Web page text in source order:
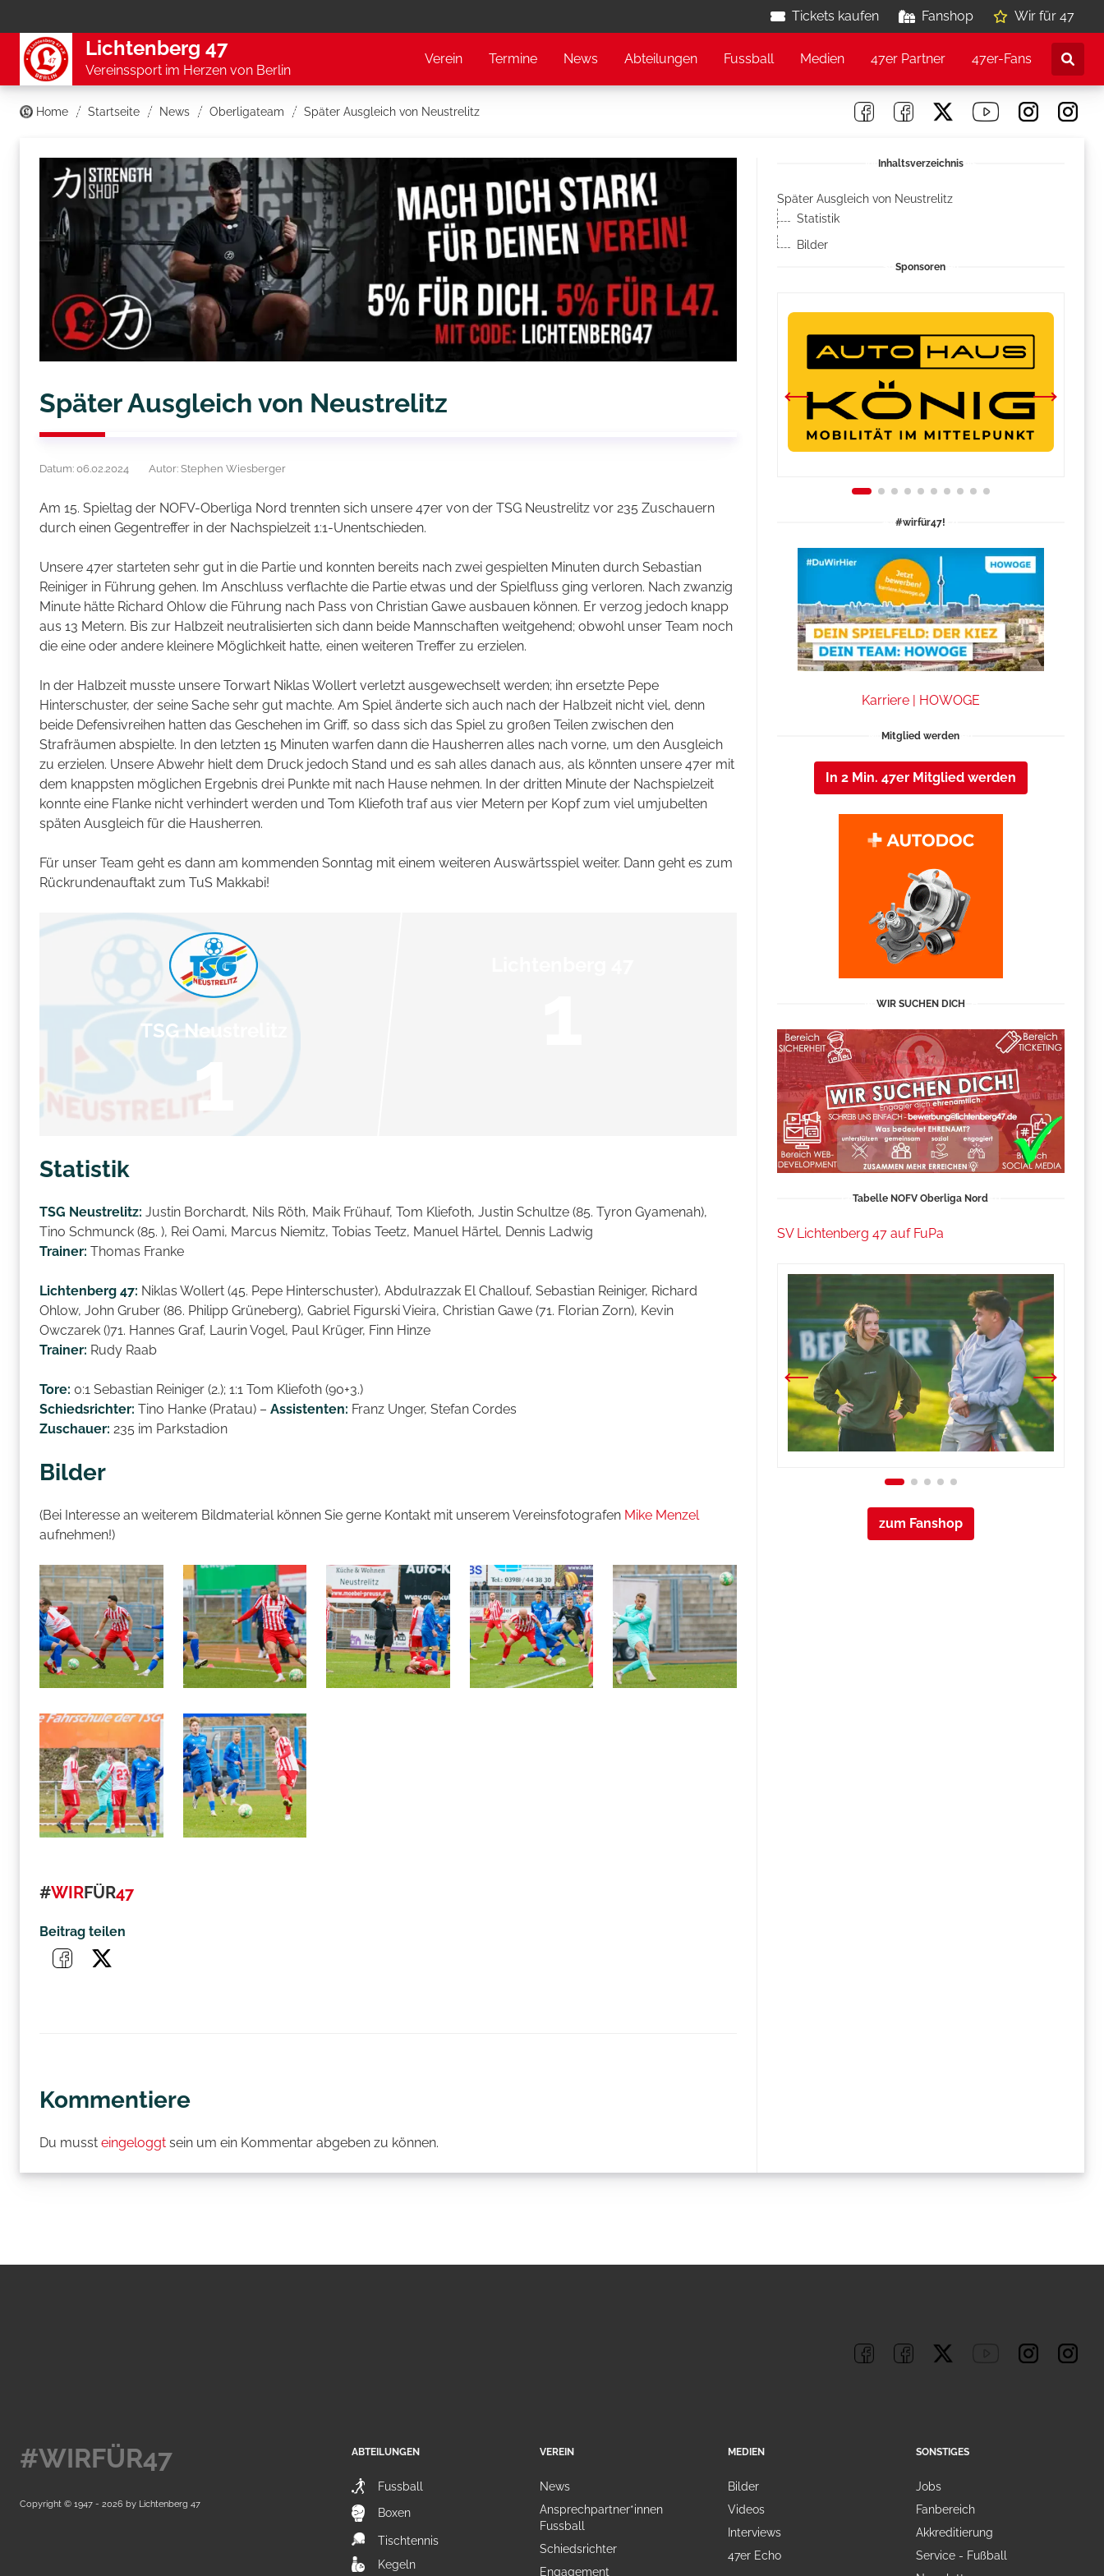
Tickets kaufen Fanshop Wir für 47
Lichtenberg 47
Vereinssport im Herzen von Berlin
Verein Termine News Abteilungen Fussball Medien 47er Partner 47er-Fans
Home Startseite News Oberligateam Später Ausgleich von Neustrelitz
Später Ausgleich von Neustrelitz
Datum: 06.02.2024 Autor: Stephen Wiesberger
Am 15. Spieltag der NOFV-Oberliga Nord trennten sich unsere 47er von der TSG Neustrelitz vor 235 Zuschauern
durch einen Gegentreffer in der Nachspielzeit 1:1-Unentschieden.
Unsere 47er starteten sehr gut in die Partie und konnten bereits nach zwei gespielten Minuten durch Sebastian
Reiniger in Führung gehen. Im Anschluss verflachte die Partie etwas und der Spielfluss ging verloren. Nach zwanzig
Minute hätte Richard Ohlow die Führung nach Pass von Christian Gawe ausbauen können. Er verzog jedoch knapp
aus 13 Metern. Bis zur Halbzeit neutralisierten sich dann beide Mannschaften weitgehend; obwohl unser Team noch
die eine oder andere kleinere Möglichkeit hatte, einen weiteren Treffer zu erzielen.
In der Halbzeit musste unsere Torwart Niklas Wollert verletzt ausgewechselt werden; ihn ersetzte Pepe
Hinterschuster, der seine Sache sehr gut machte. Am Spiel änderte sich auch nach der Halbzeit nicht viel, denn
beide Defensivreihen hatten das Geschehen im Griff, so dass sich das Spiel zu großen Teilen zwischen den
Strafräumen abspielte. In den letzten 15 Minuten warfen dann die Hausherren alles nach vorne, um den Ausgleich
zu erzielen. Unsere Abwehr hielt dem Druck jedoch Stand und es sah alles danach aus, als könnten unsere 47er mit
dem knappsten möglichen Ergebnis drei Punkte mit nach Hause nehmen. In der dritten Minute der Nachspielzeit
konnte eine Flanke nicht verhindert werden und Tom Kliefoth traf aus vier Metern per Kopf zum viel umjubelten
späten Ausgleich für die Hausherren.
Für unser Team geht es dann am kommenden Sonntag mit einem weiteren Auswärtsspiel weiter. Dann geht es zum
Rückrundenauftakt zum TuS Makkabi!
TSG Neustrelitz
1
Statistik
TSG Neustrelitz: Justin Borchardt, Nils Röth, Maik Frühauf, Tom Kliefoth, Justin Schultze (85. Tyron Gyamenah),
Tino Schmunck (85. ), Rei Oami, Marcus Niemitz, Tobias Teetz, Manuel Härtel, Dennis Ladwig
Trainer: Thomas Franke
Lichtenberg 47: Niklas Wollert (45. Pepe Hinterschuster), Abdulrazzak El Challouf, Sebastian Reiniger, Richard
Ohlow, John Gruber (86. Philipp Grüneberg), Gabriel Figurski Vieira, Christian Gawe (71. Florian Zorn), Kevin
Owczarek ()71. Hannes Graf, Laurin Vogel, Paul Krüger, Finn Hinze
Trainer: Rudy Raab
Tore: 0:1 Sebastian Reiniger (2.); 1:1 Tom Kliefoth (90+3.)
Schiedsrichter: Tino Hanke (Pratau) – Assistenten: Franz Unger, Stefan Cordes
Zuschauer: 235 im Parkstadion
Bilder
(Bei Interesse an weiterem Bildmaterial können Sie gerne Kontakt mit unserem Vereinsfotografen Mike Menzel
aufnehmen!)
#WIRFÜR47
Beitrag teilen
Kommentiere
Du musst eingeloggt sein um ein Kommentar abgeben zu können.
Inhaltsverzeichnis
Später Ausgleich von Neustrelitz
Statistik
Bilder
Sponsoren
#wirfür47!
Karriere | HOWOGE
Mitglied werden
In 2 Min. 47er Mitglied werden
WIR SUCHEN DICH
Tabelle NOFV Oberliga Nord
SV Lichtenberg 47 auf FuPa
zum Fanshop
ABTEILUNGEN
Fussball
Boxen
Tischtennis
Kegeln
VEREIN
News
Ansprechpartner*innen
Fussball
Schiedsrichter
Engagement
MEDIEN
Bilder
Videos
Interviews
47er Echo
SONSTIGES
Jobs
Fanbereich
Akkreditierung
Service - Fußball
#WIRFÜR47
Copyright © 1947 - 2026 by Lichtenberg 47